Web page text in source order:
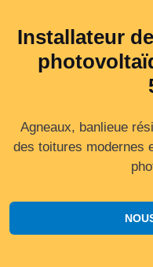
Installateur
Agneaux, banlieue
des toitures modernes